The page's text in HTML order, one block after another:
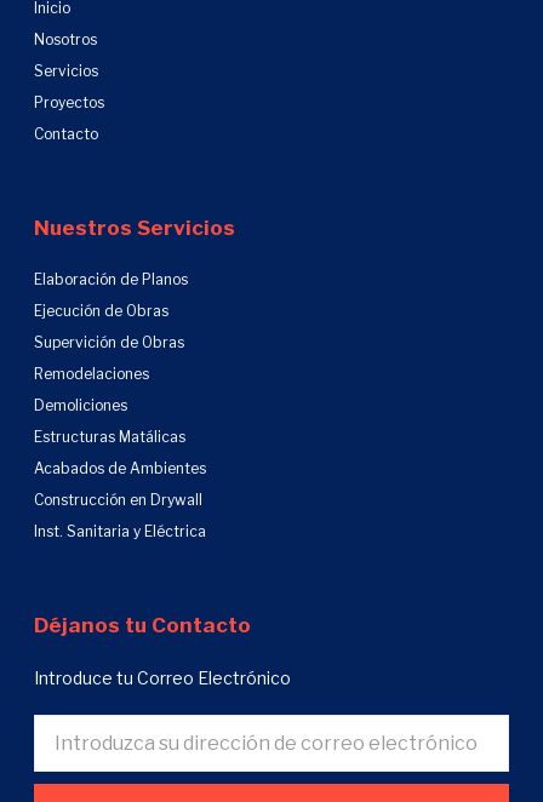
Inicio
Nosotros
Servicios
Proyectos
Contacto
Nuestros Servicios
Elaboración de Planos
Ejecución de Obras
Supervición de Obras
Remodelaciones
Demoliciones
Estructuras Matálicas
Acabados de Ambientes
Construcción en Drywall
Inst. Sanitaria y Eléctrica
Déjanos tu Contacto
Introduce tu Correo Electrónico